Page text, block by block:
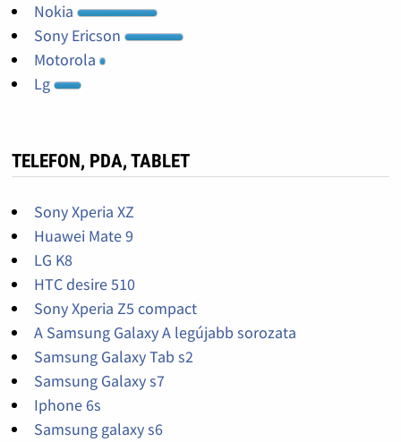
Nokia
Sony Ericson
Motorola
Lg
TELEFON, PDA, TABLET
Sony Xperia XZ
Huawei Mate 9
LG K8
HTC desire 510
Sony Xperia Z5 compact
A Samsung Galaxy A legújabb sorozata
Samsung Galaxy Tab s2
Samsung Galaxy s7
Iphone 6s
Samsung galaxy s6